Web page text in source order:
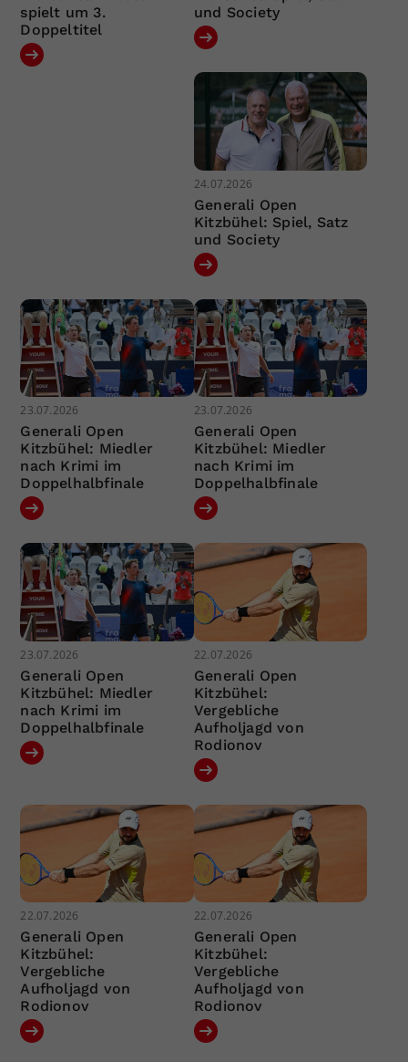
spielt um 3.
Doppeltitel
und Society
24.07.2026
Generali Open
Kitzbühel: Spiel, Satz
und Society
23.07.2026
Generali Open
Kitzbühel: Miedler
nach Krimi im
Doppelhalbfinale
23.07.2026
Generali Open
Kitzbühel: Miedler
nach Krimi im
Doppelhalbfinale
23.07.2026
Generali Open
Kitzbühel: Miedler
nach Krimi im
Doppelhalbfinale
22.07.2026
Generali Open
Kitzbühel:
Vergebliche
Aufholjagd von
Rodionov
22.07.2026
Generali Open
Kitzbühel:
Vergebliche
Aufholjagd von
Rodionov
22.07.2026
Generali Open
Kitzbühel:
Vergebliche
Aufholjagd von
Rodionov